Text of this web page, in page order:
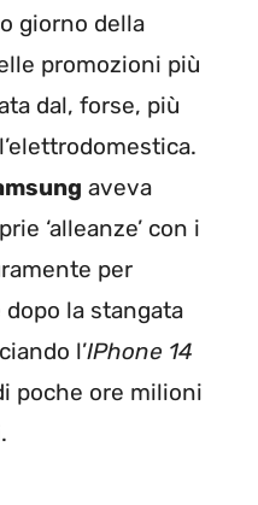
giorno della
promozioni più
dal, forse, più
aveva
‘alleanze’ con i
per
dopo la stangata
l’IPhone 14
poche ore milioni